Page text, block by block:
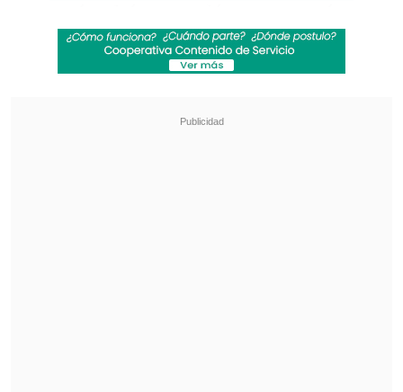
charcos. Envejeció, se volvió más sabia.
Ella ha tomado las decisiones más
escribió la actriz, de 60 años, en un